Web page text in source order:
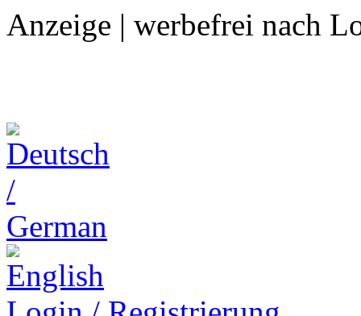
Anzeige | werbefrei nach